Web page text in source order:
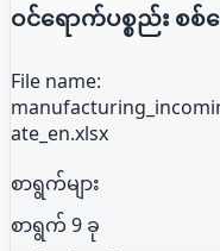
ဝင်ရောက်ပစ္စည်း စ
File name:
ate_en.xlsx
စာရွက်များ
စာရွက် 9 ခု